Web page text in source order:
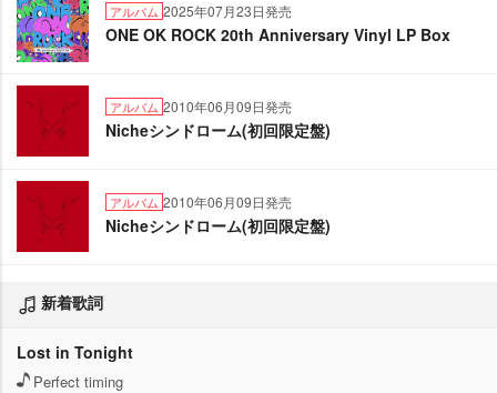
アルバム 2025年07月23日発売
ONE OK ROCK 20th Anniversary Vinyl LP Box
アルバム 2010年06月09日発売
Nicheシンドローム(初回限定盤)
アルバム 2010年06月09日発売
Nicheシンドローム(初回限定盤)
新着歌詞
Lost in Tonight
Perfect timing